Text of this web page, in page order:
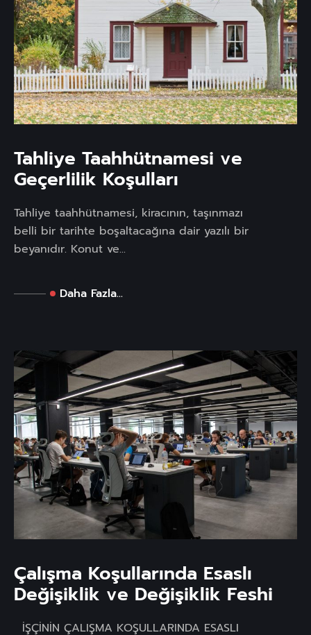
Tahliye Taahhütnamesi ve
Geçerlilik Koşulları
Tahliye taahhütnamesi, kiracının, taşınmazı
belli bir tarihte boşaltacağına dair yazılı bir
beyanıdır. Konut ve...
Daha Fazla...
Çalışma Koşullarında Esaslı
Değişiklik ve Değişiklik Feshi
İŞÇİNİN ÇALIŞMA KOŞULLARINDA ESASLI